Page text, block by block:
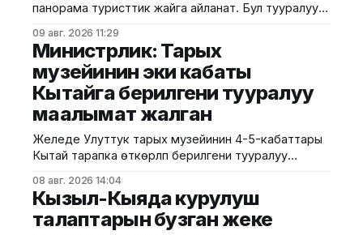
панорама туристтик жайга айланат. Бул тууралуу
ылайык, Нарындын мэри Жылдызбек Беккелдиев
"Сапат курулуш" ЖЧКсынын жетекчиси Валихан
Жолбулаков менен жолугушуп, алдыдагы иштерди
талкуулады. Долбоор сынак шартында жеке
ишкерге пайдаланууга берилип, аймакта жайкы
кинотеатр, сүрөт бурчу, балдар үчүн оюн аянтчасы
жана
09 авг. 2026 11:29
Министрлик: Тарых
музейинин эки кабаты
Кытайга берилгени тууралуу
маалымат жалган
Желеде Улуттук тарых музейинин 4-5-кабаттары
Кытай тарапка өткөрүлүп берилгени тууралуу
Маданият, маалымат жана жаштар саясаты
министрлиги билдирди. Министрликтин
маалыматына караганда, музейдин эч бир бөлүгү чет
08 авг. 2026 14:04
Кызыл-Кыяда курулуш
талаптарын бузган жеке